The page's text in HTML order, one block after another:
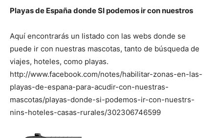
Razas
de
Playas de España donde SI podemos ir con nuestros
Aquí encontrarás un listado con las webs donde se
puede ir con nuestras mascotas, tanto de búsqueda de
viajes, hoteles, como playas.
http://www.facebook.com/notes/habilitar-zonas-en-las-
playas-de-espana-para-acudir-con-nuestras-
mascotas/playas-donde-si-podemos-ir-con-nuestrs-
nins-hoteles-casas-rurales/302306746599